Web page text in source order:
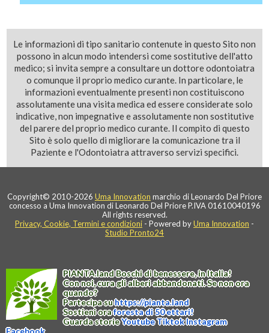
Le informazioni di tipo sanitario contenute in questo Sito non
possono in alcun modo intendersi come sostitutive dell'atto
medico; si invita sempre a consultare un dottore odontoiatra
o comunque il proprio medico curante. In particolare, le
informazioni eventualmente presenti non costituiscono
assolutamente una visita medica ed essere considerate solo
indicative, non impegnative e assolutamente non sostitutive
del parere del proprio medico curante. Il compito di questo
Sito è solo quello di migliorare la comunicazione tra il
Paziente e l'Odontoiatra attraverso servizi specifici.
Copyright© 2010-2026 Uma Innovation marchio di Leonardo Del Priore
concesso a Uma Innovation di Leonardo Del Priore P.IVA 01610040196
All rights reserved.
Privacy, Cookie, Termini e condizioni - Powered byUma Innovation -
Studio Pronto24
PIANTA.landBoschi di benessere, in Italia!
Con noi, cura gli alberi abbandonati. Se non ora
quando?
Partecipa suhttps://pianta.land
Sostieni oraforesta di 50 ettari!
Guarda storieYoutubeTiktokInstagram
Facebook